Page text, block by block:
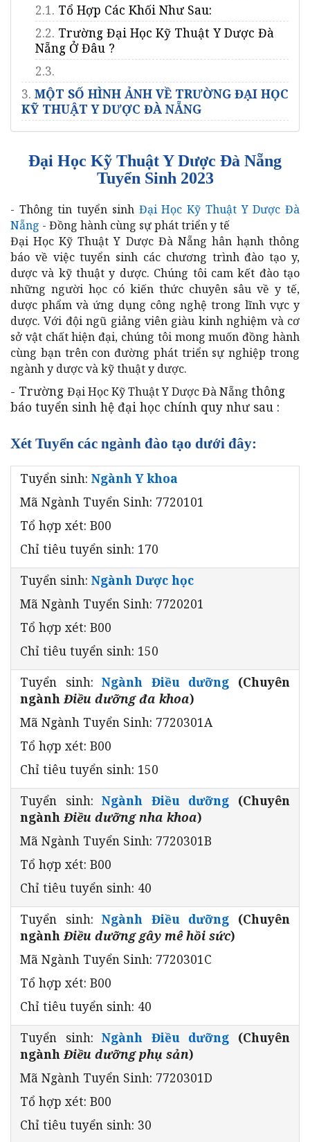
2.1. Tổ Hợp Các Khối Như Sau:
2.2. Trường Đại Học Kỹ Thuật Y Dược Đà
Nẵng Ở Đâu ?
2.3.
3. MỘT SỐ HÌNH ẢNH VỀ TRƯỜNG ĐẠI HỌC
KỸ THUẬT Y DƯỢC ĐÀ NẴNG
Đại Học Kỹ Thuật Y Dược Đà Nẵng
Tuyển Sinh 2023
- Thông tin tuyển sinh Đại Học Kỹ Thuật Y Dược Đà
Nẵng - Đồng hành cùng sự phát triển y tế
Đại Học Kỹ Thuật Y Dược Đà Nẵng hân hạnh thông
báo về việc tuyển sinh các chương trình đào tạo y,
dược và kỹ thuật y dược. Chúng tôi cam kết đào tạo
những người học có kiến thức chuyên sâu về y tế,
dược phẩm và ứng dụng công nghệ trong lĩnh vực y
dược. Với đội ngũ giảng viên giàu kinh nghiệm và cơ
sở vật chất hiện đại, chúng tôi mong muốn đồng hành
cùng bạn trên con đường phát triển sự nghiệp trong
ngành y dược và kỹ thuật y dược.
- Trường Đại Học Kỹ Thuật Y Dược Đà Nẵng thông
báo tuyển sinh hệ đại học chính quy như sau :
Xét Tuyển các ngành đào tạo dưới đây:
Tuyển sinh: Ngành Y khoa
Mã Ngành Tuyển Sinh: 7720101
Tổ hợp xét: B00
Chỉ tiêu tuyển sinh: 170
Tuyển sinh: Ngành Dược học
Mã Ngành Tuyển Sinh: 7720201
Tổ hợp xét: B00
Chỉ tiêu tuyển sinh: 150
Tuyển sinh:Ngành Điều dưỡng (Chuyên
ngành Điều dưỡng đa khoa)
Mã Ngành Tuyển Sinh: 7720301A
Tổ hợp xét: B00
Chỉ tiêu tuyển sinh: 150
Tuyển sinh:Ngành Điều dưỡng (Chuyên
ngành Điều dưỡng nha khoa)
Mã Ngành Tuyển Sinh: 7720301B
Tổ hợp xét: B00
Chỉ tiêu tuyển sinh: 40
Tuyển sinh:Ngành Điều dưỡng (Chuyên
ngành Điều dưỡng gây mê hồi sức)
Mã Ngành Tuyển Sinh: 7720301C
Tổ hợp xét: B00
Chỉ tiêu tuyển sinh: 40
Tuyển sinh:Ngành Điều dưỡng (Chuyên
ngành Điều dưỡng phụ sản)
Mã Ngành Tuyển Sinh: 7720301D
Tổ hợp xét: B00
Chỉ tiêu tuyển sinh: 30